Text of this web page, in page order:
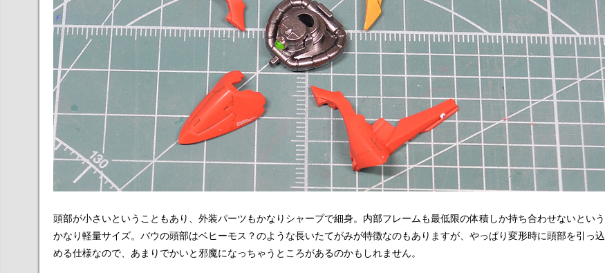
頭部が小さいということもあり、外装パーツもかなりシャープで細身。内部フレームも最低限の体積しか持ち合わせないという
かなり軽量サイズ。バウの頭部はベヒーモス？のような長いたてがみが特徴なのもありますが、やっぱり変形時に頭部を引っ込
める仕様なので、あまりでかいと邪魔になっちゃうところがあるのかもしれません。